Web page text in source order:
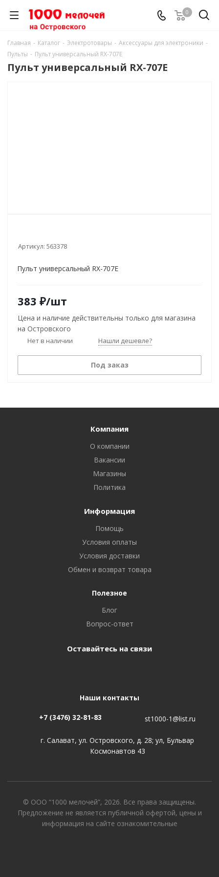
0
Главная - Каталог - Электротовары - Аксессуары для электроники -
Пульты - Пульт универсальный RX-707E
Пульт универсальный RX-707E
Артикул: 563378
Пульт универсальный RX-707E
383 ₽/шт
Цена и наличие действительны только для магазина
на Островского
Нет в наличии Нашли дешевле?
Под заказ
Компания
О компании
Вакансии
Магазины
Политика
Информация
Помощь
Условия оплаты
Условия доставки
Обмен и возврат товара
Полезное
Блог
Вопрос-ответ
Оставайтесь на связи
Наши контакты
+7 (3476) 32-81-83 st1000-1@list.ru
г. Салават, ул. Островского, д. 28; ул, Бульвар
Космонавтов 43
© ООО “1000 мелочей”, 2026. Все права защищены.
Предложение не является публичной офертой, цены и
информация на сайте ознакомительные